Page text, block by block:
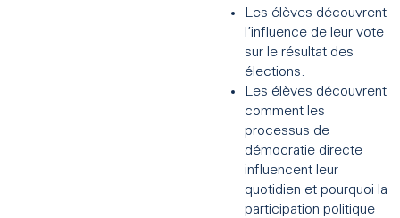
Les élèves découvrent
l’influence de leur vote
sur le résultat des
élections.
Les élèves découvrent
comment les
processus de
démocratie directe
influencent leur
quotidien et pourquoi la
participation politique